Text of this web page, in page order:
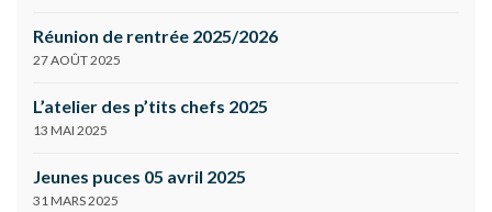
Réunion de rentrée 2025/2026
27 AOÛT 2025
L’atelier des p’tits chefs 2025
13 MAI 2025
Jeunes puces 05 avril 2025
31 MARS 2025